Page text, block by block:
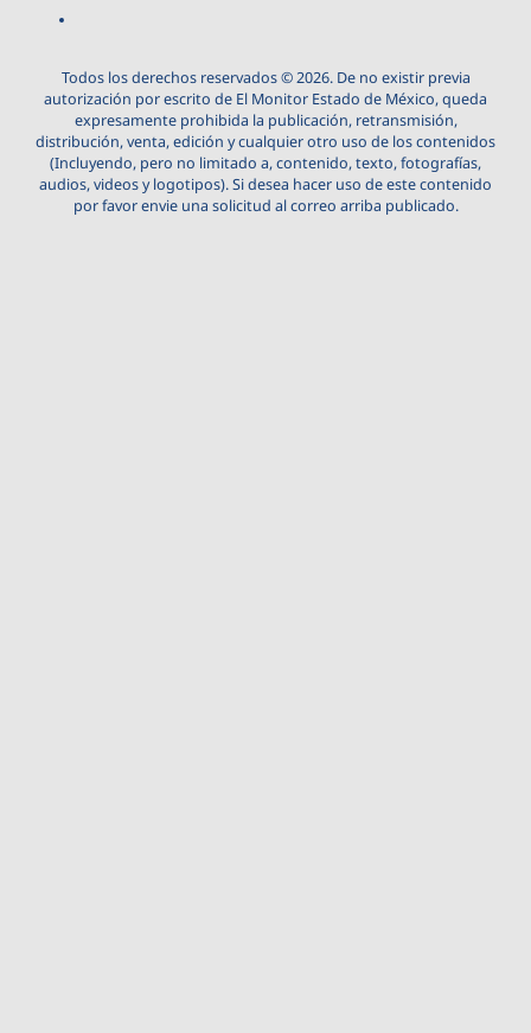
Todos los derechos reservados © 2026. De no existir previa
autorización por escrito de El Monitor Estado de México, queda
expresamente prohibida la publicación, retransmisión,
distribución, venta, edición y cualquier otro uso de los contenidos
(Incluyendo, pero no limitado a, contenido, texto, fotografías,
audios, videos y logotipos). Si desea hacer uso de este contenido
por favor envie una solicitud al correo arriba publicado.